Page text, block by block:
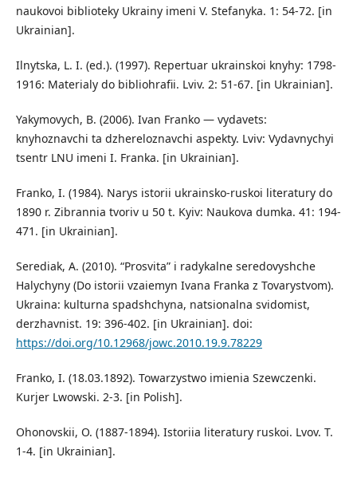
naukovoi biblioteky Ukrainy imeni V. Stefanyka. 1: 54-72. [in
Ukrainian].
Ilnytska, L. I. (ed.). (1997). Repertuar ukrainskoi knyhy: 1798-
1916: Materialy do bibliohrafii. Lviv. 2: 51-67. [in Ukrainian].
Yakymovych, B. (2006). Ivan Franko — vydavets:
knyhoznavchi ta dzhereloznavchi aspekty. Lviv: Vydavnychyi
tsentr LNU imeni I. Franka. [in Ukrainian].
Franko, I. (1984). Narys istorii ukrainsko-ruskoi literatury do
1890 r. Zibrannia tvoriv u 50 t. Kyiv: Naukova dumka. 41: 194-
471. [in Ukrainian].
Serediak, A. (2010). “Prosvita” i radykalne seredovyshche
Halychyny (Do istorii vzaiemyn Ivana Franka z Tovarystvom).
Ukraina: kulturna spadshchyna, natsionalna svidomist,
derzhavnist. 19: 396-402. [in Ukrainian]. doi:
https://doi.org/10.12968/jowc.2010.19.9.78229
Franko, I. (18.03.1892). Towarzystwo imienia Szewczenki.
Kurjer Lwowski. 2-3. [in Polish].
Ohonovskii, O. (1887-1894). Istoriia literatury ruskoi. Lvov. T.
1-4. [in Ukrainian].